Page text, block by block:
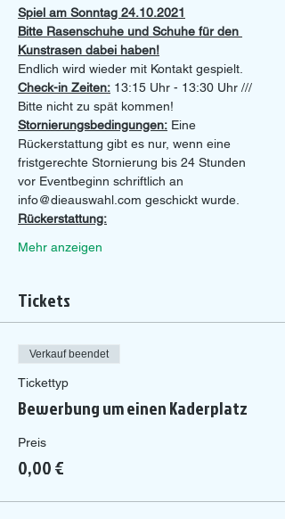
Spiel am Sonntag 24.10.2021
Bitte Rasenschuhe und Schuhe für den
Kunstrasen dabei haben!
Endlich wird wieder mit Kontakt gespielt.
Check-in Zeiten: 13:15 Uhr - 13:30 Uhr ///
Bitte nicht zu spät kommen!
Stornierungsbedingungen: Eine
Rückerstattung gibt es nur, wenn eine
fristgerechte Stornierung bis 24 Stunden
vor Eventbeginn schriftlich an
info@dieauswahl.com geschickt wurde.
Rückerstattung:
Mehr anzeigen
Tickets
Verkauf beendet
Tickettyp
Bewerbung um einen Kaderplatz
Preis
0,00 €